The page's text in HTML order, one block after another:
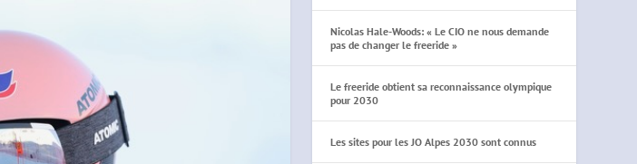
Nicolas Hale-Woods: « Le CIO ne nous demande
pas de changer le freeride »
Le freeride obtient sa reconnaissance olympique
pour 2030
Les sites pour les JO Alpes 2030 sont connus